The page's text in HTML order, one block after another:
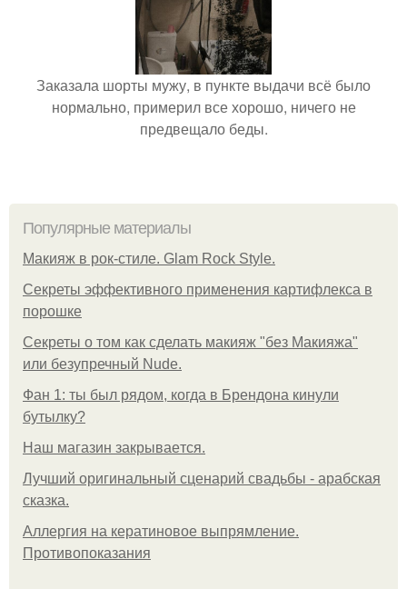
Заказала шорты мужу, в пункте выдачи всё было
нормально, примерил все хорошо, ничего не
предвещало беды.
Популярные материалы
Макияж в рок-стиле. Glam Rock Style.
Секреты эффективного применения картифлекса в
порошке
Секреты о том как сделать макияж "без Макияжа"
или безупречный Nude.
Фан 1: ты был рядом, когда в Брендона кинули
бутылку?
Нaш магaзин зaкрывaeтся.
Лучший оригинальный сценарий свадьбы - арабская
сказка.
Аллергия на кератиновое выпрямление.
Противопоказания